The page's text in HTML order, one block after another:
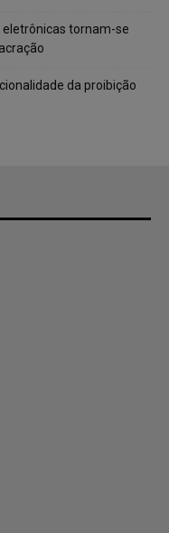
tornam-se
da proibição